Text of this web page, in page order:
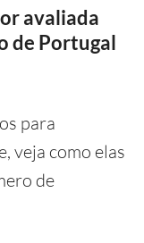
avaliada
de Portugal
para
veja como elas
de